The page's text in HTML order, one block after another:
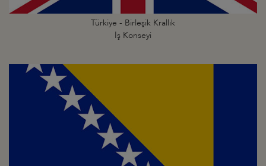
Türkiye - Birleşik Krallık
İş Konseyi